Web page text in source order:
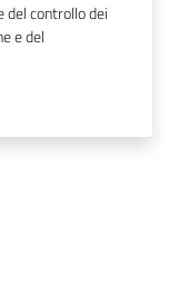
del controllo dei
e del